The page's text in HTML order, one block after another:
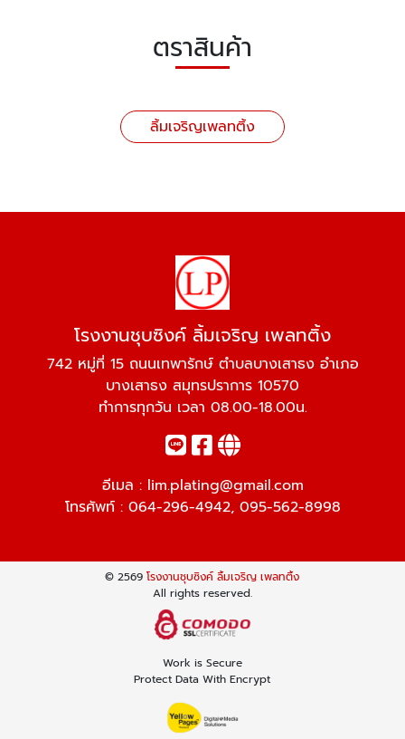
ตราสินค้า
ลิ้มเจริญเพลทติ้ง
โรงงานชุบซิงค์ ลิ้มเจริญ เพลทติ้ง
742 หมู่ที่ 15 ถนนเทพารักษ์ ตำบลบางเสาธง อำเภอ
บางเสาธง สมุทรปราการ 10570
ทำการทุกวัน เวลา 08.00-18.00น.
อีเมล : lim.plating@gmail.com
โทรศัพท์ : 064-296-4942, 095-562-8998
© 2569โรงงานชุบซิงค์ ลิ้มเจริญ เพลทติ้ง
All rights reserved.
Work is Secure
Protect Data With Encrypt